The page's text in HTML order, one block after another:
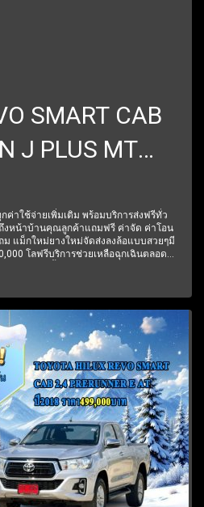
SMART CAB
J PLUS MT
บาท
ค่าใช้จ่ายเพิ่มเติม พร้อมบริการส่งฟรีทั่ว
ถึงหน้าบ้านคุณลูกค้าแถมฟรี ค่าจัด ค่าโอน
แม็กใหม่ยางใหม่จัดส่งลงล้อแบบสวยๆมี
โลฟรีบริการช่วยเหลือฉุกเฉินตลอด
ระกันให้ทุกชิ้นส่วน มีรถให้เลือกมากกว่า